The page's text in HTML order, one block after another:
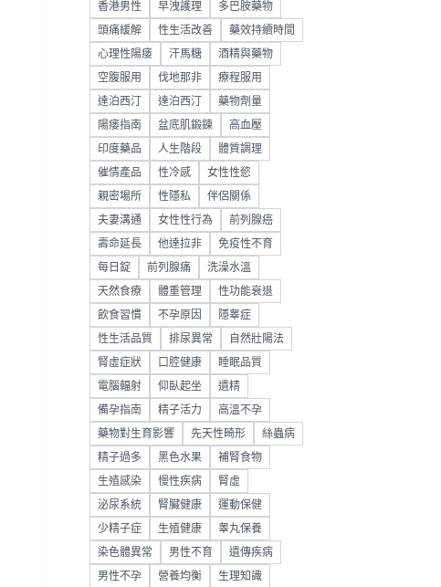
香港男性 早洩護理 多巴胺藥物
頭痛緩解 性生活改善 藥效持續時間
心理性陽痿 汗馬糖 酒精與藥物
空腹服用 伐地那非 療程服用
達泊西汀 達泊西汀 藥物劑量
陽痿指南 盆底肌鍛鍊 高血壓
印度藥品 人生階段 體質調理
催情產品 性冷感 女性性慾
親密場所 性隱私 伴侶關係
夫妻溝通 女性性行為 前列腺癌
壽命延長 他達拉非 免疫性不育
每日錠 前列腺痛 洗澡水溫
天然食療 體重管理 性功能衰退
飲食習慣 不孕原因 隱睾症
性生活品質 排尿異常 自然壯陽法
腎虛症狀 口腔健康 睡眠品質
電腦輻射 仰臥起坐 遺精
備孕指南 精子活力 高溫不孕
藥物對生育影響 先天性畸形 絲蟲病
精子過多 黑色水果 補腎食物
生殖感染 慢性疾病 腎虛
泌尿系統 腎臟健康 運動保健
少精子症 生殖健康 睾丸保養
染色體異常 男性不育 遺傳疾病
男性不孕 營養均衡 生理知識